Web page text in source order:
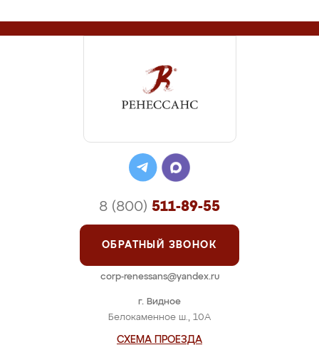
г. Видное
Белокаменное ш., 10А
СХЕМА ПРОЕЗДА
8 (800) 511-89-55
ОБРАТНЫЙ ЗВОНОК
corp-renessans@yandex.ru